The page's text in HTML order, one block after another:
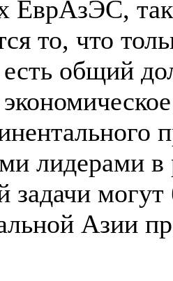
ЕврАзЭС,
то, что
общий
лидерами
задачи
Азии